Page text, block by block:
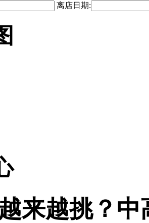
离店日期:
来越挑？